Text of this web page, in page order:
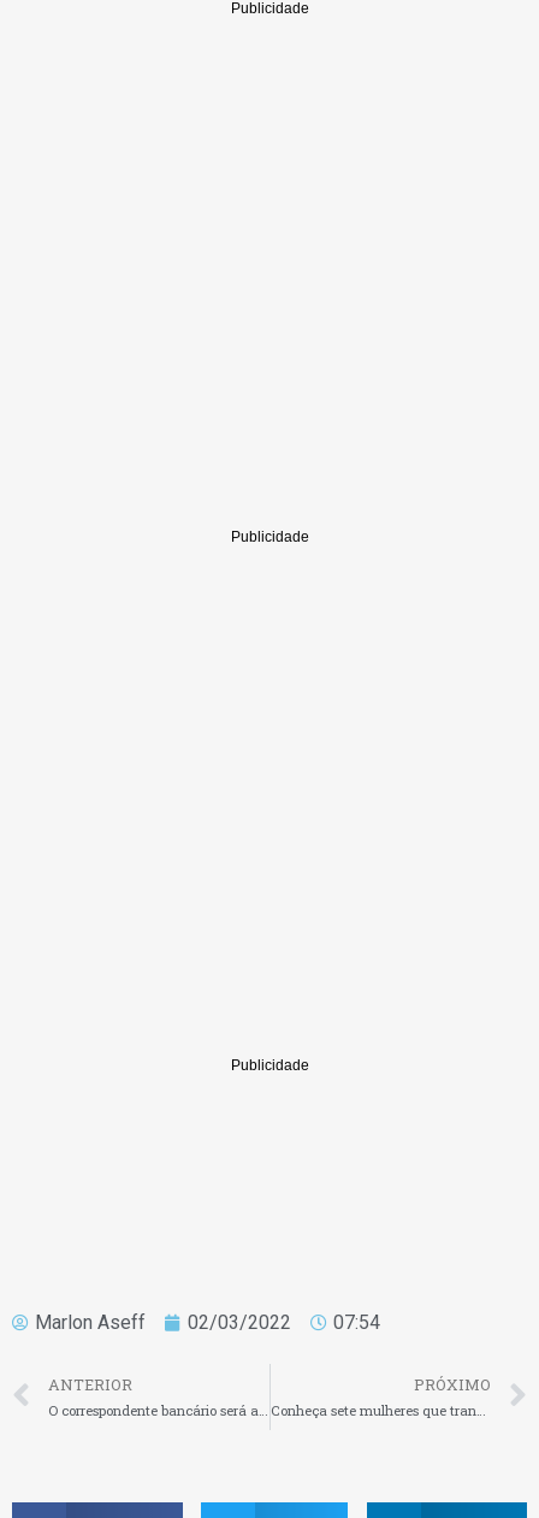
Marlon Aseff 02/03/2022 07:54
ANTERIOR
O correspondente bancário será a agência do futuro
PRÓXIMO
Conheça sete mulheres que transformaram uma ideia em negócios milionários